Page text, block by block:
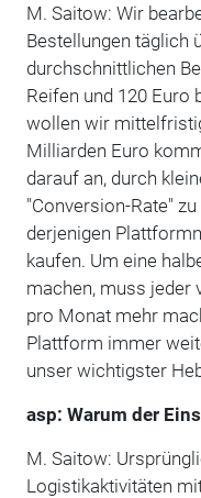
M. Saitow: Wir
Bestellungen täglich
durchschnittlichen
Reifen und 120 Euro
wollen wir
Milliarden Euro
darauf an, durch
"Conversion-Rate"
derjenigen
kaufen. Um eine
machen, muss jeder
pro Monat mehr
Plattform immer
unser wichtigster
asp: Warum der
M. Saitow:
Logistikaktivitäten